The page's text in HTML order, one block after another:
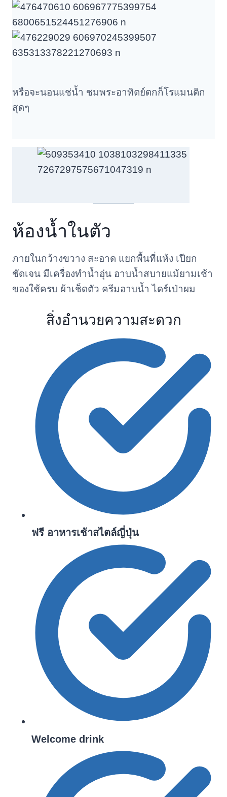
หรือจะนอนแช่น้ำ ชมพระอาทิตย์ตกก็โรแมนติก
สุดๆ
ห้องน้ำในตัว
ภายในกว้างขวาง สะอาด แยกพื้นที่แห้ง เปียก
ชัดเจน มีเครื่องทำน้ำอุ่น อาบน้ำสบายแม้ยามเช้า
ของใช้ครบ ผ้าเช็ดตัว ครีมอาบน้ำ ไดร์เป่าผม
สิ่งอำนวยความสะดวก
ฟรี อาหารเช้าสไตล์ญี่ปุ่น
Welcome drink